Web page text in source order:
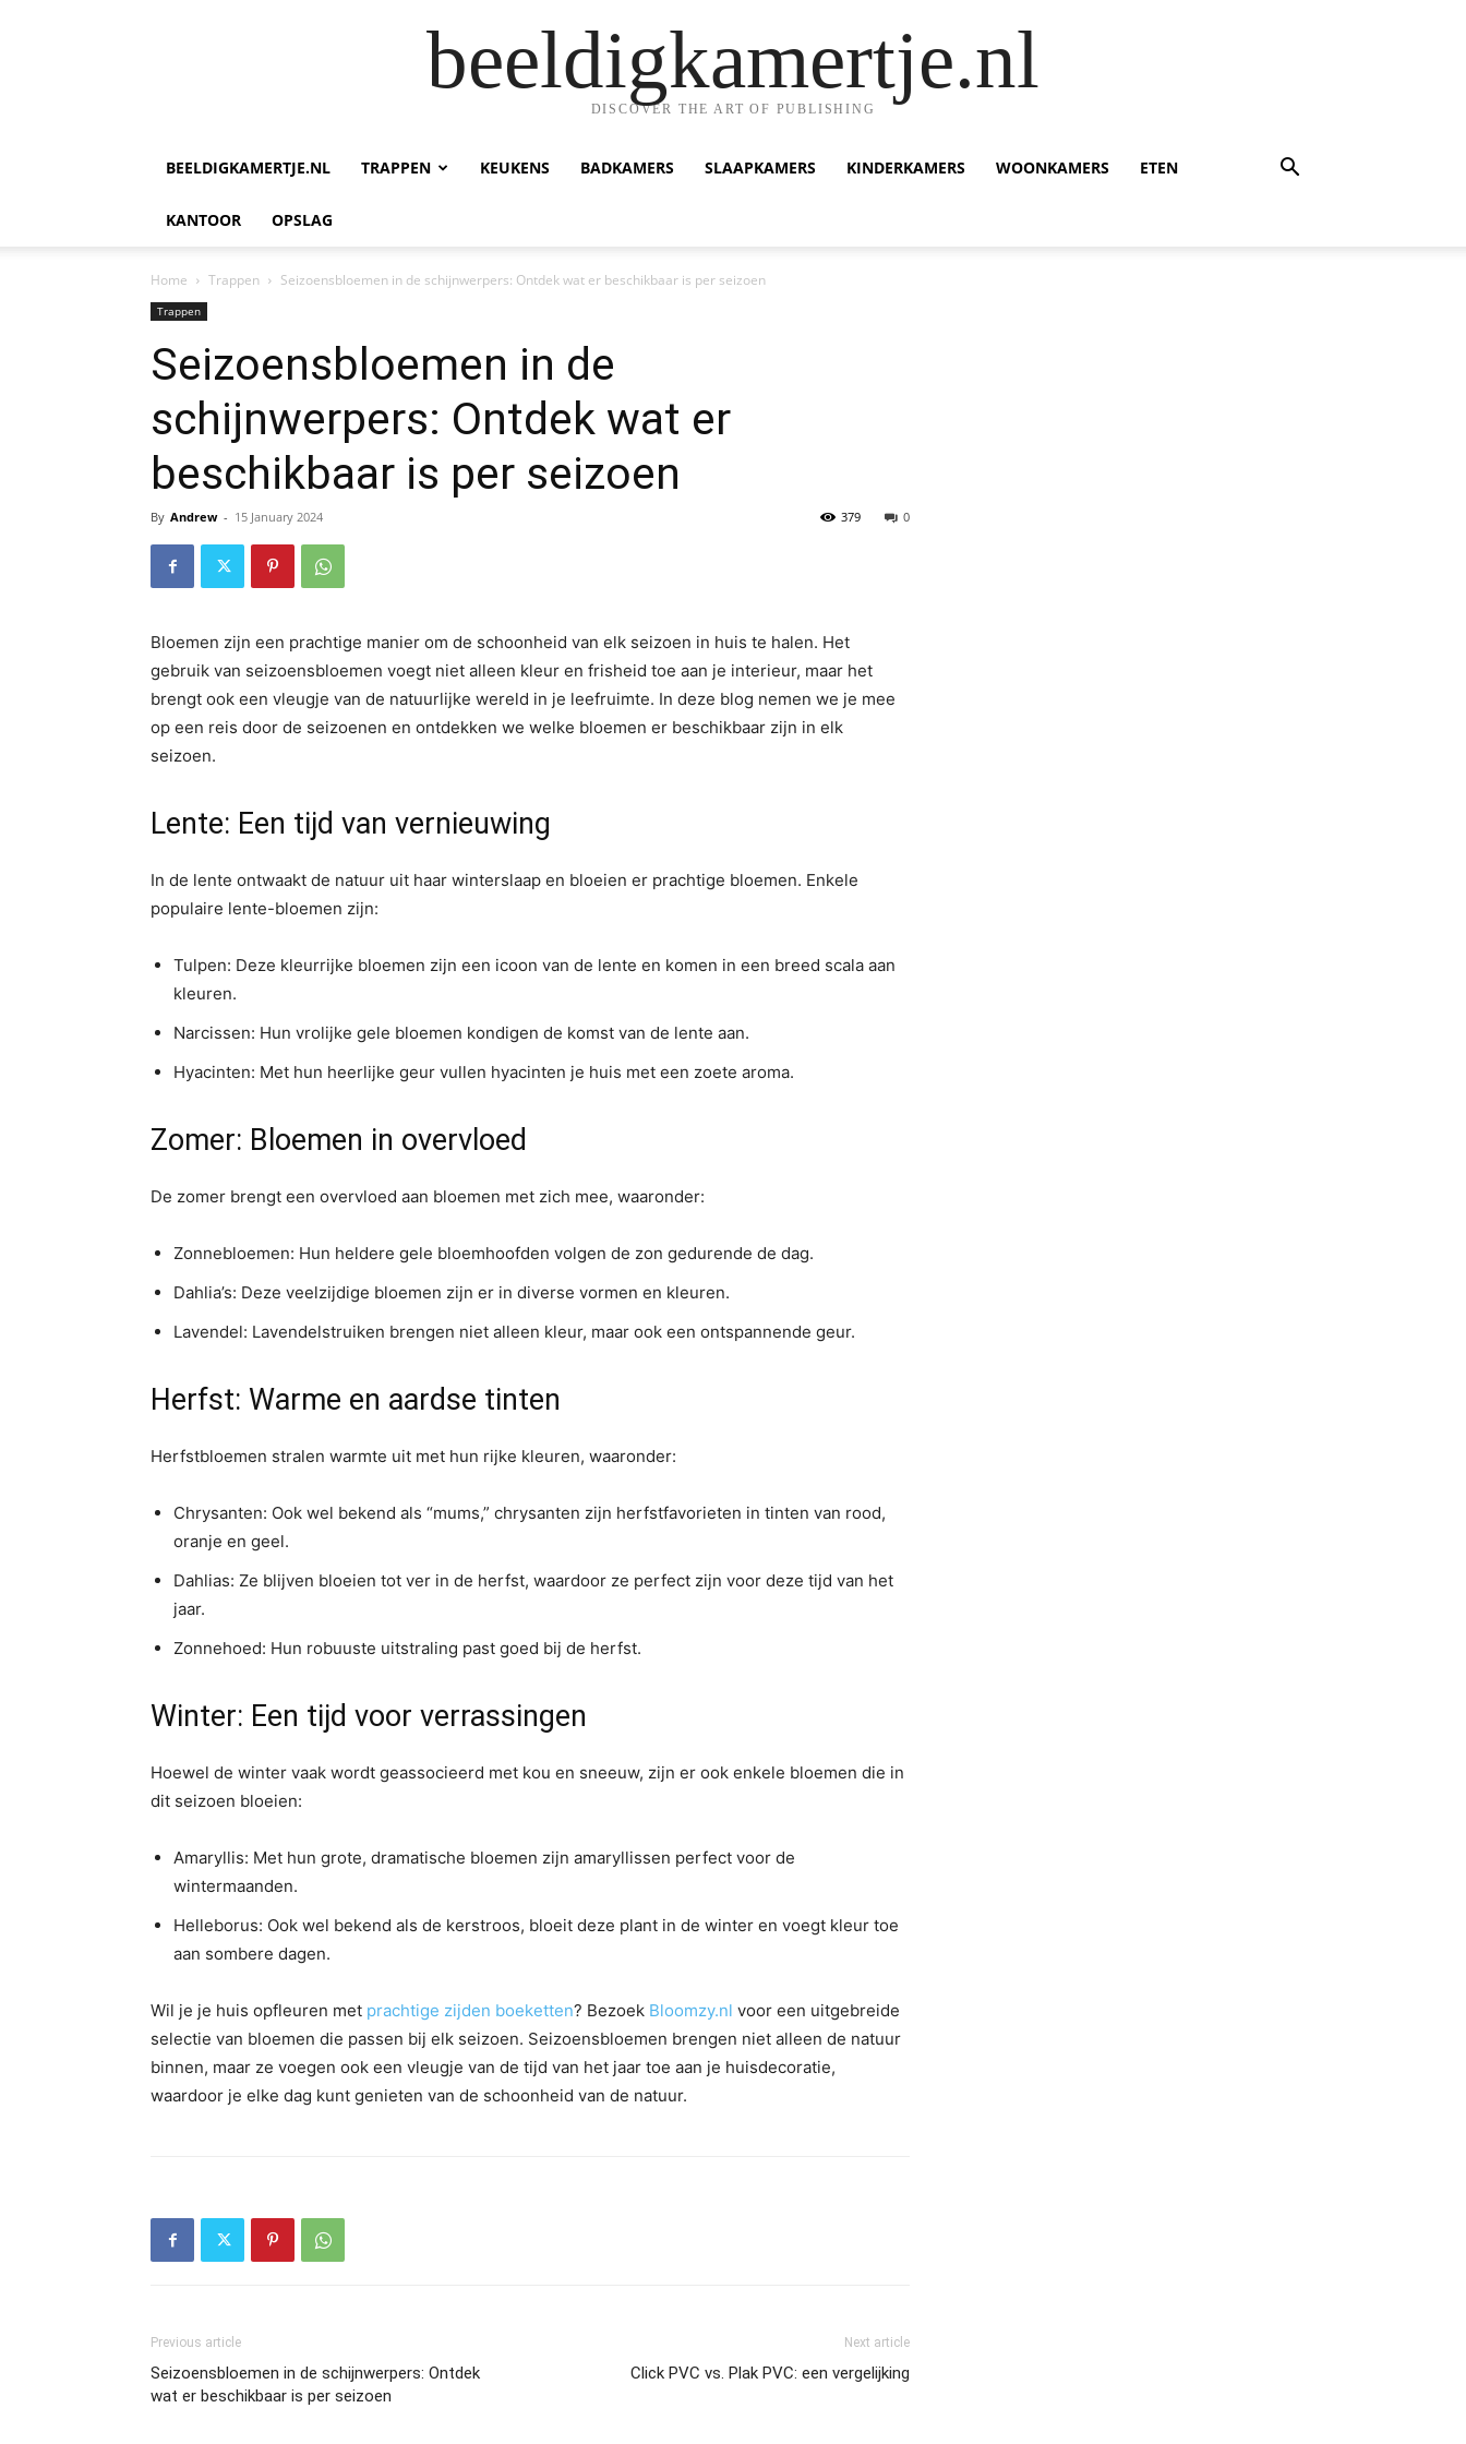
beeldigkamertje.nl
DISCOVER THE ART OF PUBLISHING
BEELDIGKAMERTJE.NL TRAPPEN KEUKENS BADKAMERS SLAAPKAMERS KINDERKAMERS WOONKAMERS ETEN
KANTOOR OPSLAG
Home Trappen Seizoensbloemen in de schijnwerpers: Ontdek wat er beschikbaar is per seizoen
Trappen
Seizoensbloemen in de
schijnwerpers: Ontdek wat er
beschikbaar is per seizoen
By Andrew - 15 January 2024 0
379
Bloemen zijn een prachtige manier om de schoonheid van elk seizoen in huis te halen. Het
gebruik van seizoensbloemen voegt niet alleen kleur en frisheid toe aan je interieur, maar het
brengt ook een vleugje van de natuurlijke wereld in je leefruimte. In deze blog nemen we je mee
op een reis door de seizoenen en ontdekken we welke bloemen er beschikbaar zijn in elk
seizoen.
Lente: Een tijd van vernieuwing
In de lente ontwaakt de natuur uit haar winterslaap en bloeien er prachtige bloemen. Enkele
populaire lente-bloemen zijn:
Tulpen: Deze kleurrijke bloemen zijn een icoon van de lente en komen in een breed scala aan
kleuren.
Narcissen: Hun vrolijke gele bloemen kondigen de komst van de lente aan.
Hyacinten: Met hun heerlijke geur vullen hyacinten je huis met een zoete aroma.
Zomer: Bloemen in overvloed
De zomer brengt een overvloed aan bloemen met zich mee, waaronder:
Zonnebloemen: Hun heldere gele bloemhoofden volgen de zon gedurende de dag.
Dahlia’s: Deze veelzijdige bloemen zijn er in diverse vormen en kleuren.
Lavendel: Lavendelstruiken brengen niet alleen kleur, maar ook een ontspannende geur.
Herfst: Warme en aardse tinten
Herfstbloemen stralen warmte uit met hun rijke kleuren, waaronder:
Chrysanten: Ook wel bekend als “mums,” chrysanten zijn herfstfavorieten in tinten van rood,
oranje en geel.
Dahlias: Ze blijven bloeien tot ver in de herfst, waardoor ze perfect zijn voor deze tijd van het
jaar.
Zonnehoed: Hun robuuste uitstraling past goed bij de herfst.
Winter: Een tijd voor verrassingen
Hoewel de winter vaak wordt geassocieerd met kou en sneeuw, zijn er ook enkele bloemen die in
dit seizoen bloeien:
Amaryllis: Met hun grote, dramatische bloemen zijn amaryllissen perfect voor de
wintermaanden.
Helleborus: Ook wel bekend als de kerstroos, bloeit deze plant in de winter en voegt kleur toe
aan sombere dagen.
Wil je je huis opfleuren met prachtige zijden boeketten? Bezoek Bloomzy.nl voor een uitgebreide
selectie van bloemen die passen bij elk seizoen. Seizoensbloemen brengen niet alleen de natuur
binnen, maar ze voegen ook een vleugje van de tijd van het jaar toe aan je huisdecoratie,
waardoor je elke dag kunt genieten van de schoonheid van de natuur.
Previous article
Seizoensbloemen in de schijnwerpers: Ontdek
wat er beschikbaar is per seizoen
Next article
Click PVC vs. Plak PVC: een vergelijking